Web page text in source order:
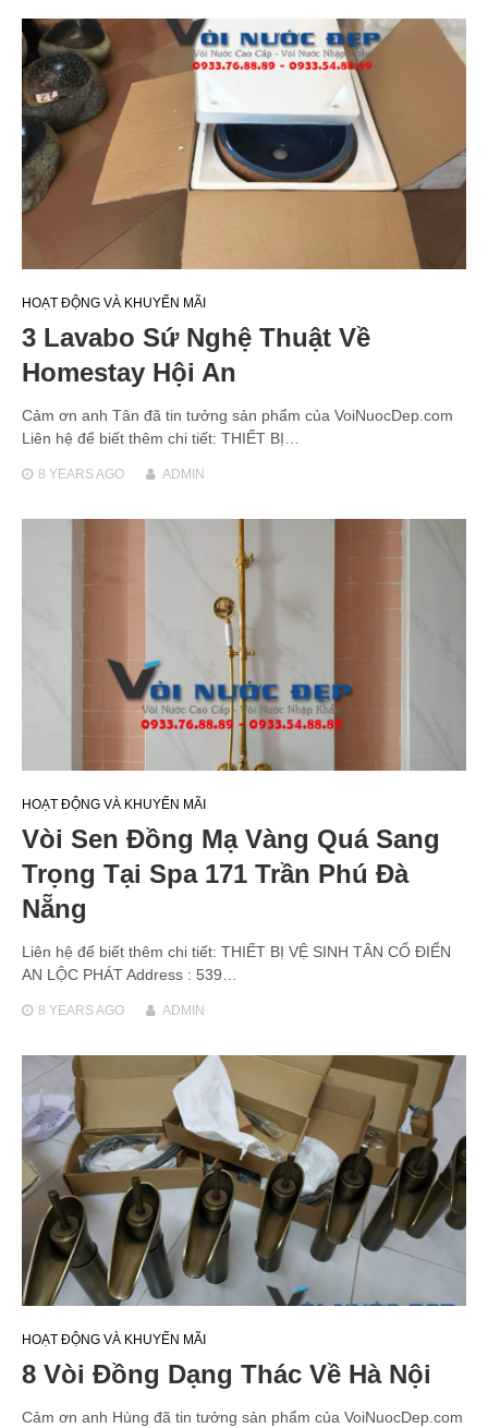
HOẠT ĐỘNG VÀ KHUYẾN MÃI
3 Lavabo Sứ Nghệ Thuật Về
Homestay Hội An
Cảm ơn anh Tân đã tin tưởng sản phẩm của VoiNuocDep.com
Liên hệ để biết thêm chi tiết: THIẾT BỊ…
8 YEARSAGO ADMIN
HOẠT ĐỘNG VÀ KHUYẾN MÃI
Vòi Sen Đồng Mạ Vàng Quá Sang
Trọng Tại Spa 171 Trần Phú Đà
Nẵng
Liên hệ để biết thêm chi tiết: THIẾT BỊ VỆ SINH TÂN CỔ ĐIỂN
AN LỘC PHÁT Address : 539…
8 YEARSAGO ADMIN
HOẠT ĐỘNG VÀ KHUYẾN MÃI
8 Vòi Đồng Dạng Thác Về Hà Nội
Cảm ơn anh Hùng đã tin tưởng sản phẩm của VoiNuocDep.com